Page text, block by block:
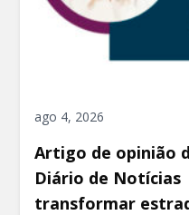
ago 4, 2026
Artigo de opinião
Diário de Notícias
transformar